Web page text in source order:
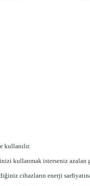
kullanılır.
kullanmak isterseniz azalan
cihazların enerji